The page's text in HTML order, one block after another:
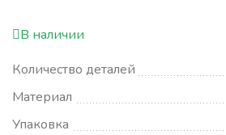
В наличии
Количество деталей
Материал
Упаковка